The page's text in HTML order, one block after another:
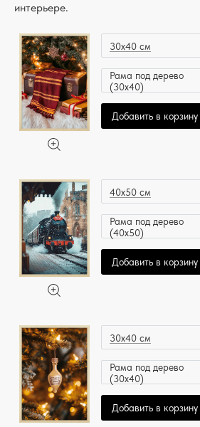
интерьере.
30x40 см
Рама под дерево
(30x40)
Добавить в корзину
40x50 см
Рама под дерево
(40x50)
Добавить в корзину
30x40 см
Рама под дерево
(30x40)
Добавить в корзину